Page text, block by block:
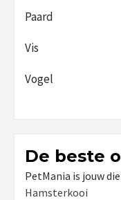
Paard
Vis
Vogel
De beste
PetMania is jouw
Hamsterkooi